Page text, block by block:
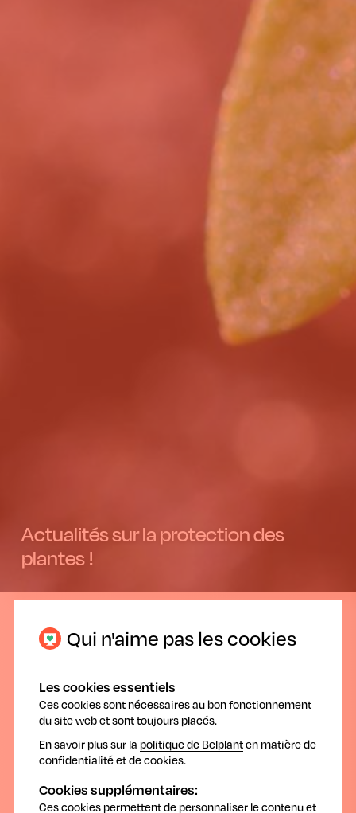
Actualités sur la protection des
plantes !
Ce weekend, le Pôle Santé Végétale vous
emmène « de la graine à l’assiette » à la
Qui n'aime pas les cookies
Les cookies essentiels
Ces cookies sont nécessaires au bon fonctionnement
du site web et sont toujours placés.
En savoir plus sur la politique de Belplanten matière de
confidentialité et de cookies.
Cookies supplémentaires:
Ces cookies permettent de personnaliser le contenu et